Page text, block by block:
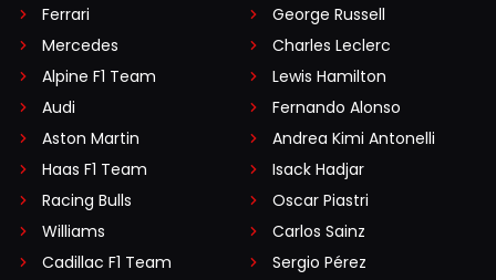
Ferrari
Mercedes
Alpine F1 Team
Audi
Aston Martin
Haas F1 Team
Racing Bulls
Williams
Cadillac F1 Team
George Russell
Charles Leclerc
Lewis Hamilton
Fernando Alonso
Andrea Kimi Antonelli
Isack Hadjar
Oscar Piastri
Carlos Sainz
Sergio Pérez